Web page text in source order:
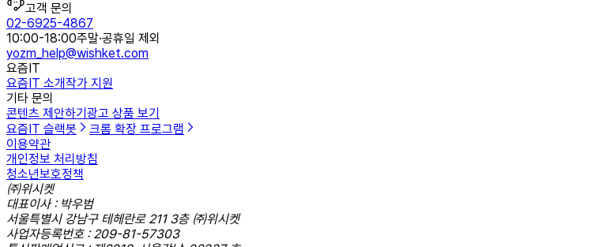
고객 문의
02-6925-4867
10:00-18:00주말·공휴일 제외
yozm_help@wishket.com
요즘IT
요즘IT 소개작가 지원
기타 문의
콘텐츠 제안하기 광고 상품 보기
요즘IT 슬랙봇
크롬 확장 프로그램
이용약관
개인정보 처리방침
청소년보호정책
㈜위시켓
대표이사 : 박우범
서울특별시 강남구 테헤란로 211 3층 ㈜위시켓
사업자등록번호 : 209-81-57303